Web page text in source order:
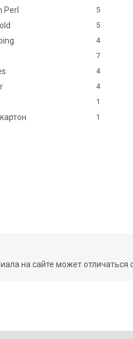
Perl 5
5
4
7
4
4
1
1
на сайте может